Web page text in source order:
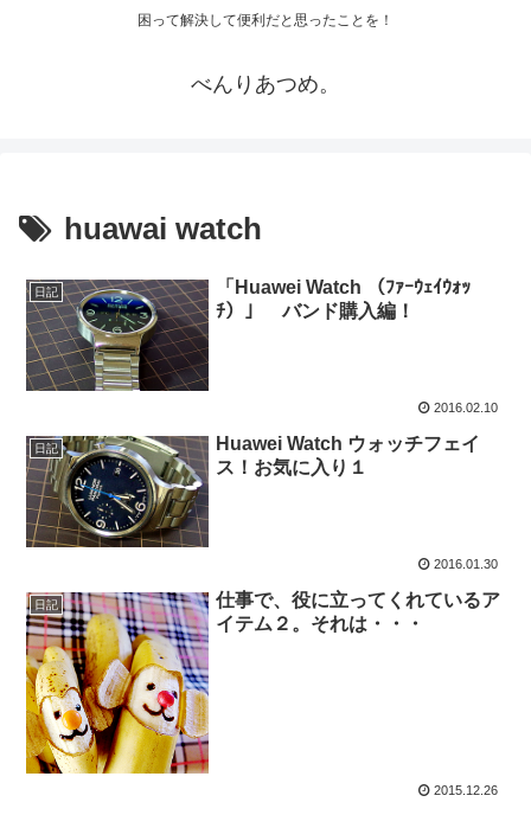
困って解決して便利だと思ったことを！
べんりあつめ。
huawai watch
日記
「Huawei Watch （ﾌｧｰｳｪｲｳｫｯ
ﾁ）」 バンド購入編！
2016.02.10
日記
Huawei Watch ウォッチフェイ
ス！お気に入り１
2016.01.30
日記
仕事で、役に立ってくれているア
イテム２。それは・・・
2015.12.26